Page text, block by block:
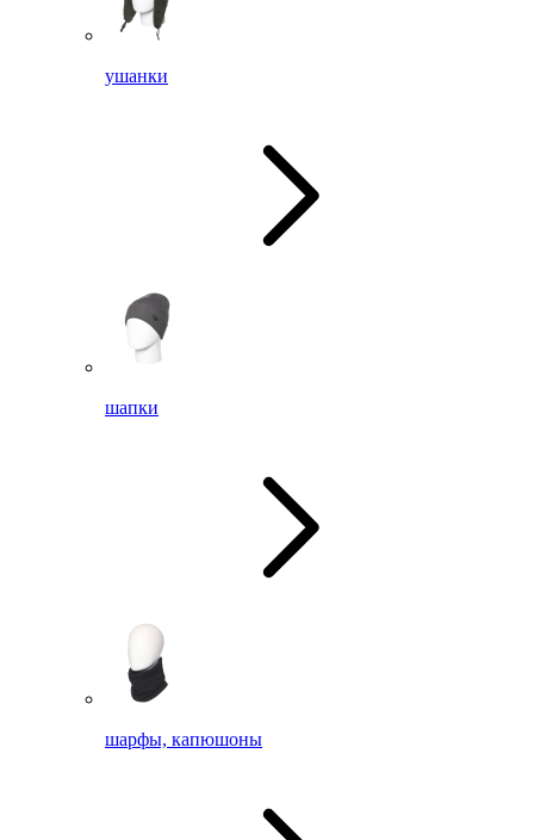
ушанки
шапки
шарфы, капюшоны